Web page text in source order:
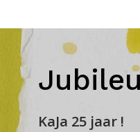
KaJa 25 jaar !